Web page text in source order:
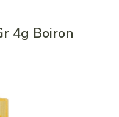
4g Boiron